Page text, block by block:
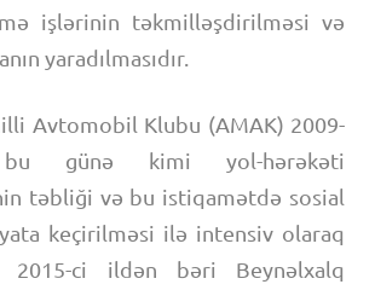
işlərinin təkmilləşdirilməsi və
yaradılmasıdır.
Avtomobil Klubu (AMAK) 2009-
günə kimi yol-hərəkəti
təbliği və bu istiqamətdə sosial
keçirilməsi ilə intensiv olaraq
2015-ci ildən bəri Beynəlxalq